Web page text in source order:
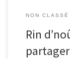
NON CLASSÉ
Rin